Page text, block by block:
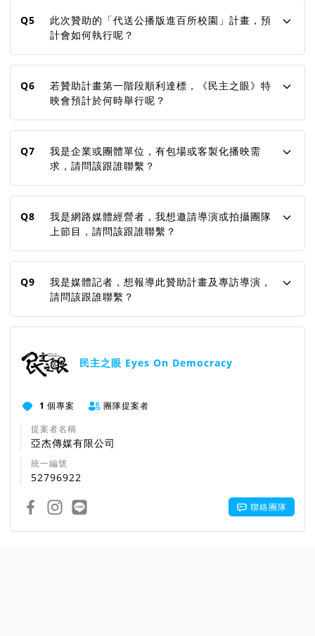
Q5
此次贊助的「代送公播版進百所校園」計畫，預
計會如何執行呢？
Q6
若贊助計畫第一階段順利達標，《民主之眼》特
映會預計於何時舉行呢？
Q7
我是企業或團體單位，有包場或客製化播映需
求，請問該跟誰聯繫？
Q8
我是網路媒體經營者，我想邀請導演或拍攝團隊
上節目，請問該跟誰聯繫？
Q9
我是媒體記者，想報導此贊助計畫及專訪導演，
請問該跟誰聯繫？
民主之眼 Eyes On Democracy
1 個專案
團隊提案者
提案者名稱
亞杰傳媒有限公司
統一編號
52796922
聯絡團隊